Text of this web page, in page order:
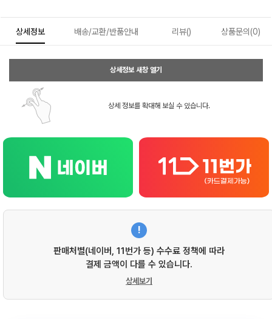
상세정보 배송/교환/반품안내 리뷰() 상품문의(0)
상세정보 새창 열기
상세 정보를 확대해 보실 수 있습니다.
!
판매처별(네이버, 11번가 등) 수수료 정책에 따라
결제 금액이 다를 수 있습니다.
상세보기